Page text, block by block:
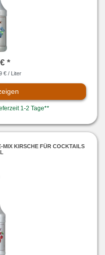
*
€ / Liter
1-2 Tage**
MIX KIRSCHE FÜR COCKTAILS